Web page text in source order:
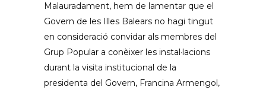
Malauradament, hem de lamentar que el
Govern de les Illes Balears no hagi tingut
en consideració convidar als membres del
Grup Popular a conèixer les instal·lacions
durant la visita institucional de la
presidenta del Govern, Francina Armengol,